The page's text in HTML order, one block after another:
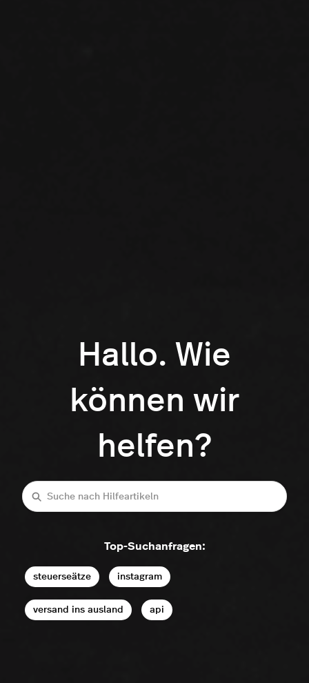
Hallo. Wie
können wir
helfen?
Suche
Top-Suchanfragen:
steuerseätze instagram
versand ins ausland api